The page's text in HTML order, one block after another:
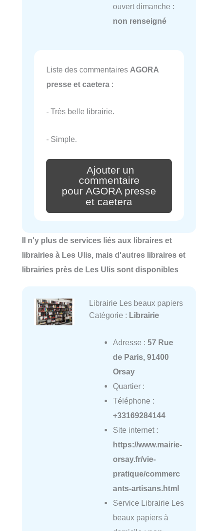
ouvert dimanche :
non renseigné
Liste des commentaires AGORA
presse et caetera :
- Très belle librairie.
- Simple.
Ajouter un
commentaire
pour AGORA presse
et caetera
Il n'y plus de services liés aux libraires et
librairies à Les Ulis, mais d'autres libraires et
librairies près de Les Ulis sont disponibles
Librairie Les beaux papiers
Catégorie : Librairie
Adresse : 57 Rue
de Paris, 91400
Orsay
Quartier :
Téléphone :
+33169284144
Site internet :
https://www.mairie-
orsay.fr/vie-
pratique/commerc
ants-artisans.html
Service Librairie Les
beaux papiers à